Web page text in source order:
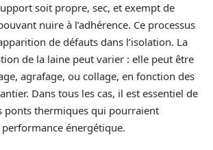
soit propre, sec, et exempt de
nuire à l’adhérence. Ce processus
de défauts dans l’isolation. La
de la laine peut varier : elle peut être
agrafage, ou collage, en fonction des
Dans tous les cas, il est essentiel de
ponts thermiques qui pourraient
énergétique.